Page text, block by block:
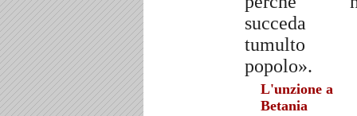
succeda
tumulto
popolo».
L'unzione a
Betania